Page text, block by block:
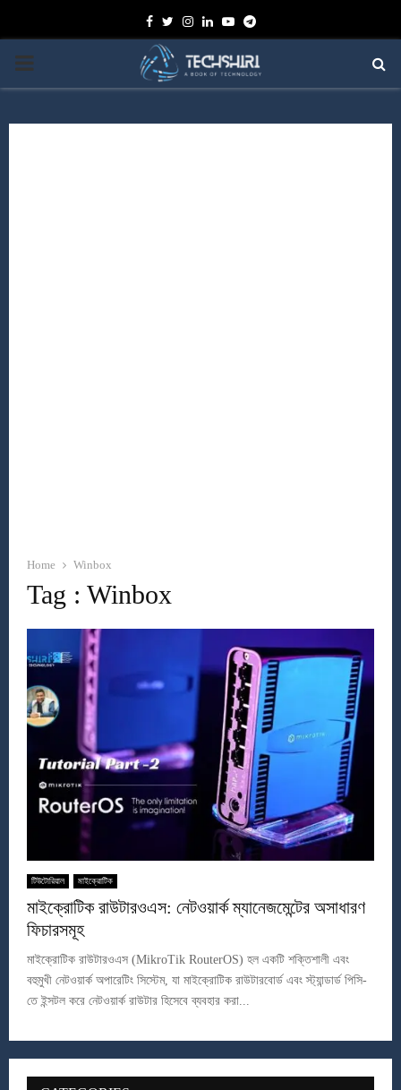
Facebook
TwitterInstagram
Linkedin
YoutubeTelegram
PRIMARY
Home Winbox
Tag : Winbox
টিউটোরিয়াল মাইক্রোটিক
মাইক্রোটিক রাউটারওএস: নেটওয়ার্ক ম্যানেজমেন্টের অসাধারণ
ফিচারসমূহ
মাইক্রোটিক রাউটারওএস (MikroTik RouterOS) হল একটি শক্তিশালী এবং
বহুমুখী নেটওয়ার্ক অপারেটিং সিস্টেম, যা মাইক্রোটিক রাউটারবোর্ড এবং স্ট্যান্ডার্ড পিসি-
তে ইন্সটল করে নেটওয়ার্ক রাউটার হিসেবে ব্যবহার করা...